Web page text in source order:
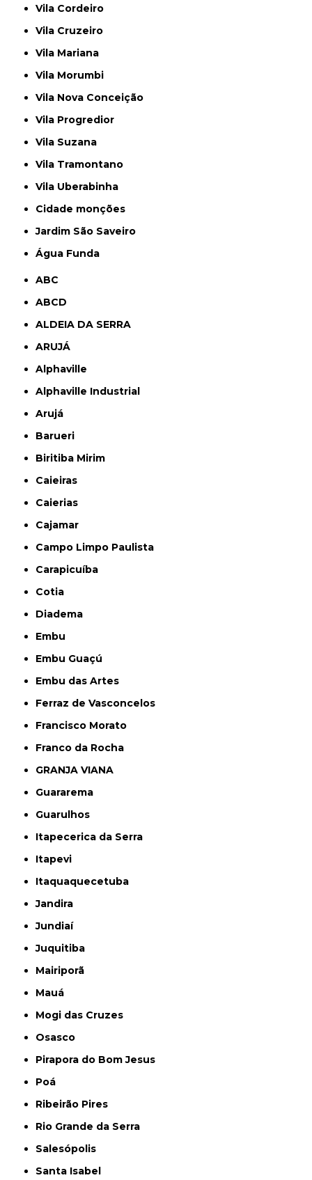
Vila Cordeiro
Vila Cruzeiro
Vila Mariana
Vila Morumbi
Vila Nova Conceição
Vila Progredior
Vila Suzana
Vila Tramontano
Vila Uberabinha
cidade monções
jardim São Saveiro
Água Funda
ABC
ABCD
ALDEIA DA SERRA
ARUJÁ
Alphaville
Alphaville Industrial
Arujá
Barueri
Biritiba Mirim
Caieiras
Caierias
Cajamar
Campo Limpo Paulista
Carapicuíba
Cotia
Diadema
Embu
Embu Guaçú
Embu das Artes
Ferraz de Vasconcelos
Francisco Morato
Franco da Rocha
GRANJA VIANA
Guararema
Guarulhos
Itapecerica da Serra
Itapevi
Itaquaquecetuba
Jandira
Jundiaí
Juquitiba
Mairiporã
Mauá
Mogi das Cruzes
Osasco
Pirapora do Bom Jesus
Poá
Ribeirão Pires
Rio Grande da Serra
Salesópolis
Santa Isabel